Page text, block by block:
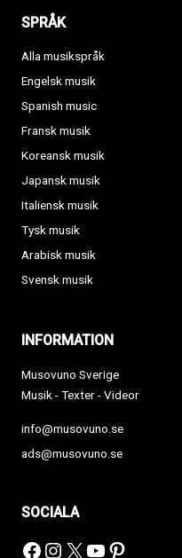
SPRÅK
Alla musikspråk
Engelsk musik
Spanish music
Fransk musik
Koreansk musik
Japansk musik
Italiensk musik
Tysk musik
Arabisk musik
Svensk musik
INFORMATION
Musovuno Sverige
Musik - Texter - Videor
info@musovuno.se
ads@musovuno.se
SOCIALA
Facebook
Instagram
X YouTube
Pinterest